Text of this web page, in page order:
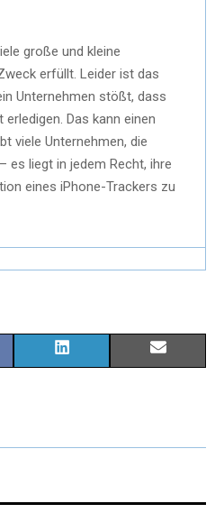
große und kleine
erfüllt. Leider ist das
Unternehmen stößt, dass
Das kann einen
viele Unternehmen, die
es liegt in jedem Recht, ihre
eines iPhone-Trackers zu
K I